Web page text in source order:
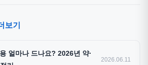
보기
얼마나 드나요? 2026년 약·
2026.06.11